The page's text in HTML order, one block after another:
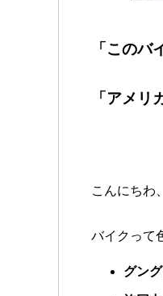
「このバ
「アメ
こんにちわ
バイクって
グン